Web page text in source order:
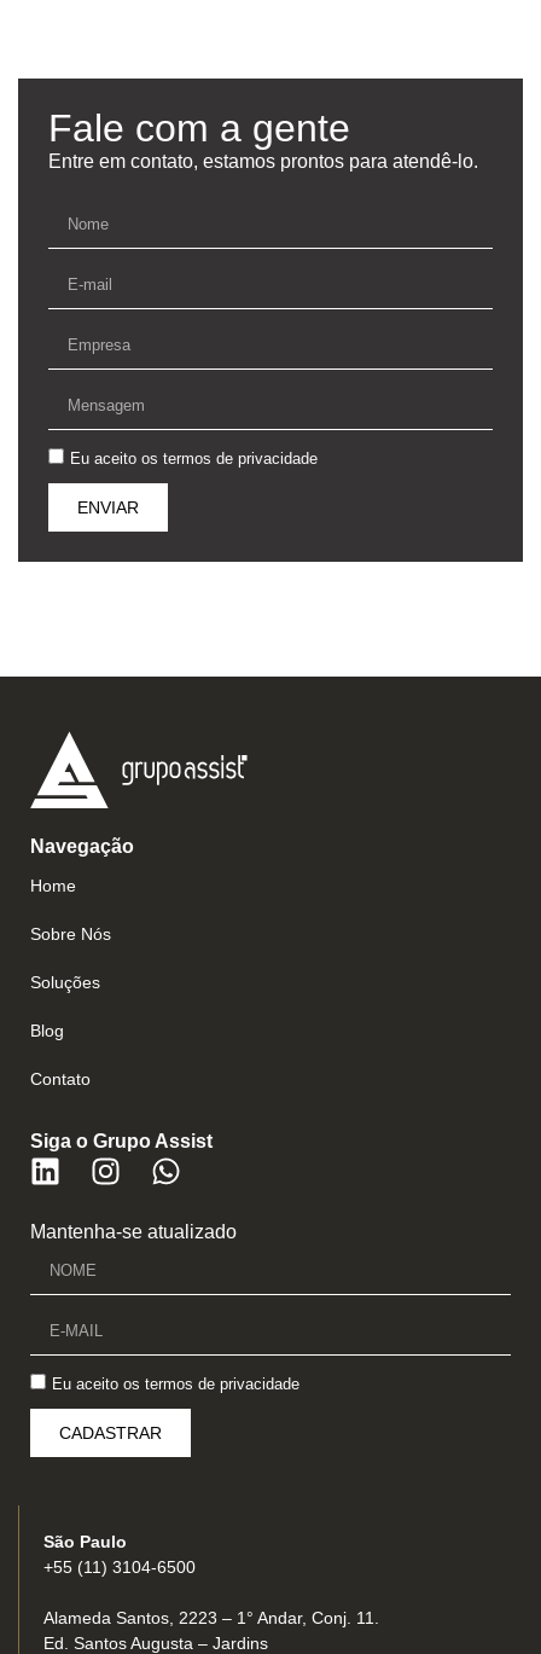
Fale com a gente
Entre em contato, estamos prontos para atendê-lo.
Eu aceito os termos de privacidade
ENVIAR
Navegação
Home
Sobre Nós
Soluções
Blog
Contato
Siga o Grupo Assist
Mantenha-se atualizado
Eu aceito os termos de privacidade
CADASTRAR
São Paulo
+55 (11) 3104-6500
Alameda Santos, 2223 – 1° Andar, Conj. 11.
Ed. Santos Augusta – Jardins